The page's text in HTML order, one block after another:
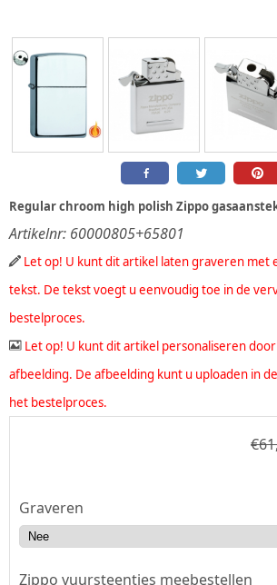
Regular chroom high polish Zippo
Artikelnr: 60000805+65801
Let op! U kunt dit artikel laten graveren met
tekst. De tekst voegt u eenvoudig toe in de
bestelproces.
Let op! U kunt dit artikel personaliseren
afbeelding. De afbeelding kunt u uploaden in
het bestelproces.
€
Graveren
Zippo vuursteentjes meebestellen